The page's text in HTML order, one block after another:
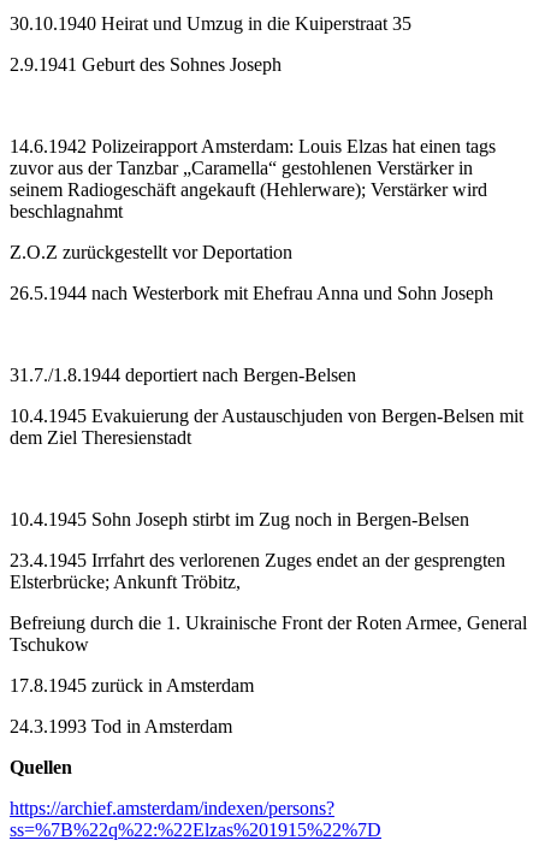
30.10.1940 Heirat und Umzug in die Kuiperstraat 35
2.9.1941 Geburt des Sohnes Joseph
14.6.1942 Polizeirapport Amsterdam: Louis Elzas hat einen tags
zuvor aus der Tanzbar „Caramella“ gestohlenen Verstärker in
seinem Radiogeschäft angekauft (Hehlerware); Verstärker wird
beschlagnahmt
Z.O.Z zurückgestellt vor Deportation
26.5.1944 nach Westerbork mit Ehefrau Anna und Sohn Joseph
31.7./1.8.1944 deportiert nach Bergen-Belsen
10.4.1945 Evakuierung der Austauschjuden von Bergen-Belsen mit
dem Ziel Theresienstadt
10.4.1945 Sohn Joseph stirbt im Zug noch in Bergen-Belsen
23.4.1945 Irrfahrt des verlorenen Zuges endet an der gesprengten
Elsterbrücke; Ankunft Tröbitz,
Befreiung durch die 1. Ukrainische Front der Roten Armee, General
Tschukow
17.8.1945 zurück in Amsterdam
24.3.1993 Tod in Amsterdam
Quellen
https://archief.amsterdam/indexen/persons?
ss=%7B%22q%22:%22Elzas%201915%22%7D